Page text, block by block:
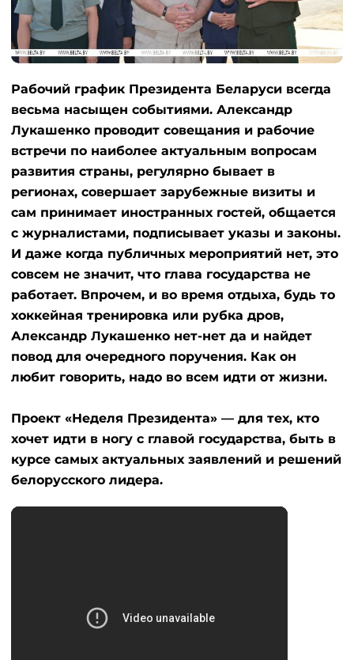
Рабочий график Президента Беларуси всегда
весьма насыщен событиями. Александр
Лукашенко проводит совещания и рабочие
встречи по наиболее актуальным вопросам
развития страны, регулярно бывает в
регионах, совершает зарубежные визиты и
сам принимает иностранных гостей, общается
с журналистами, подписывает указы и законы.
И даже когда публичных мероприятий нет, это
совсем не значит, что глава государства не
работает. Впрочем, и во время отдыха, будь то
хоккейная тренировка или рубка дров,
Александр Лукашенко нет-нет да и найдет
повод для очередного поручения. Как он
любит говорить, надо во всем идти от жизни.
Проект «Неделя Президента» — для тех, кто
хочет идти в ногу с главой государства, быть в
курсе самых актуальных заявлений и решений
белорусского лидера.